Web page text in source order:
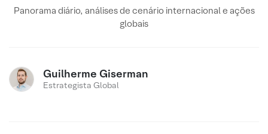
Panorama diário, análises de cenário internacional e ações
globais
Guilherme Giserman
Estrategista Global